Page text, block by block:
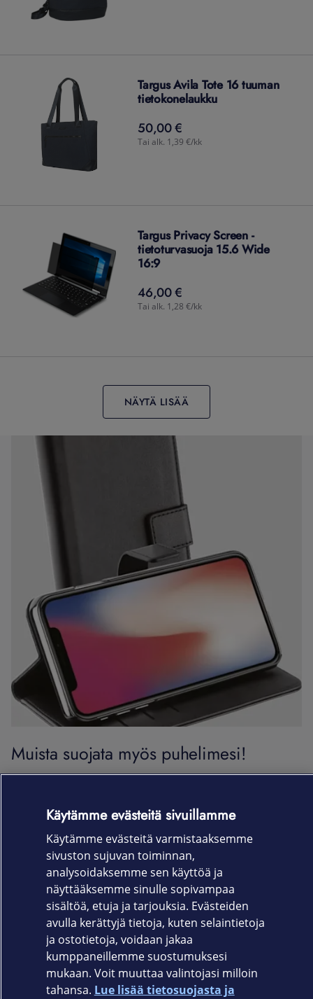
Targus Avila Tote 16 tuuman
tietokonelaukku
50,00 €
50,00€
Tai alk. 1,39 €/kk
Targus Privacy Screen -
tietoturvasuoja 15.6 Wide
16:9
46,00 €
46,00€
Tai alk. 1,28 €/kk
NÄYTÄ LISÄÄ
Muista suojata myös puhelimesi!
henkivakuutus niin omalle, kuin yrityksesi työntekijöiden
puhelimille.
Ne suojaavat puhelinta naarmuilta, iskuilta ja
putoamisilta. Lompakkokotelossa säilytät kätevästi myös
pankki- ja luottokorttisi.
Valikoimamme kattaa suojatarvikkeet monille eri
puhelinmalleille kuten Applen iPhone, Samsung Galaxy ja
OnePlus.
Käytämme evästeitä sivuillamme
Käytämme evästeitä varmistaaksemme
sivuston sujuvan toiminnan,
analysoidaksemme sen käyttöä ja
näyttääksemme sinulle sopivampaa
sisältöä, etuja ja tarjouksia. Evästeiden
avulla kerättyjä tietoja, kuten selaintietoja
ja ostotietoja, voidaan jakaa
kumppaneillemme suostumuksesi
mukaan. Voit muuttaa valintojasi milloin
tahansa. Lue lisää tietosuojasta ja